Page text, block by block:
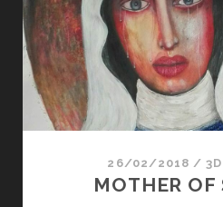
26/02/2018 /
MOTHER OF